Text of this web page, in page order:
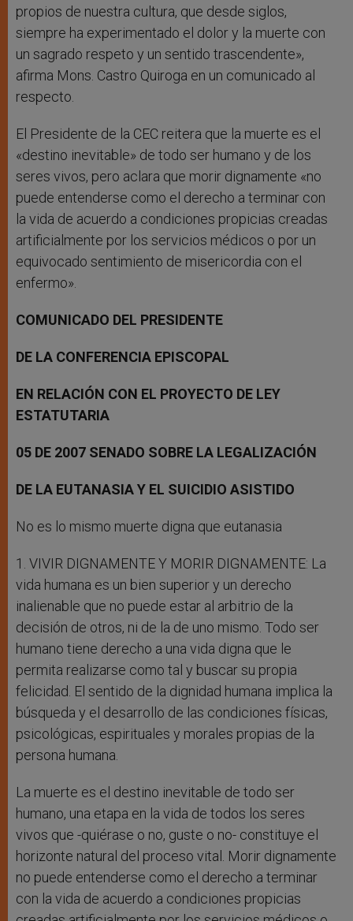
propios de nuestra cultura, que desde siglos,
siempre ha experimentado el dolor y la muerte con
un sagrado respeto y un sentido trascendente»,
afirma Mons. Castro Quiroga en un comunicado al
respecto.
El Presidente de la CEC reitera que la muerte es el
«destino inevitable» de todo ser humano y de los
seres vivos, pero aclara que morir dignamente «no
puede entenderse como el derecho a terminar con
la vida de acuerdo a condiciones propicias creadas
artificialmente por los servicios médicos o por un
equivocado sentimiento de misericordia con el
enfermo».
COMUNICADO DEL PRESIDENTE
DE LA CONFERENCIA EPISCOPAL
EN RELACIÓN CON EL PROYECTO DE LEY
ESTATUTARIA
05 DE 2007 SENADO SOBRE LA LEGALIZACIÓN
DE LA EUTANASIA Y EL SUICIDIO ASISTIDO
No es lo mismo muerte digna que eutanasia
1. VIVIR DIGNAMENTE Y MORIR DIGNAMENTE: La
vida humana es un bien superior y un derecho
inalienable que no puede estar al arbitrio de la
decisión de otros, ni de la de uno mismo. Todo ser
humano tiene derecho a una vida digna que le
permita realizarse como tal y buscar su propia
felicidad. El sentido de la dignidad humana implica la
búsqueda y el desarrollo de las condiciones físicas,
psicológicas, espirituales y morales propias de la
persona humana.
La muerte es el destino inevitable de todo ser
humano, una etapa en la vida de todos los seres
vivos que -quiérase o no, guste o no- constituye el
horizonte natural del proceso vital. Morir dignamente
no puede entenderse como el derecho a terminar
con la vida de acuerdo a condiciones propicias